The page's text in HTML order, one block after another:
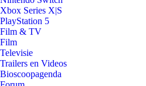
Xbox Series X|S
PlayStation 5
Film & TV
Film
Televisie
Trailers en Videos
Bioscoopagenda